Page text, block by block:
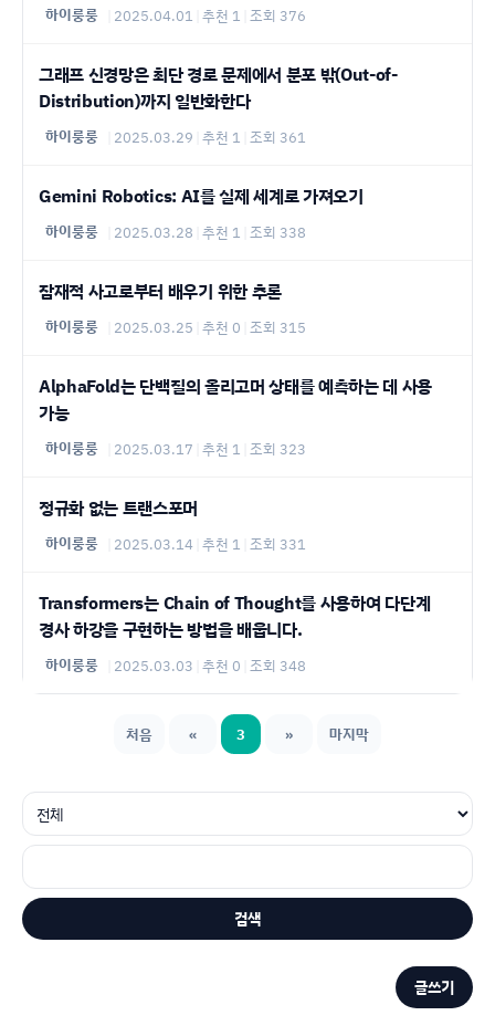
하이룽룽 2025.04.01 추천 1 조회 376
그래프 신경망은 최단 경로 문제에서 분포 밖(Out-of-
Distribution)까지 일반화한다
하이룽룽 2025.03.29 추천 1 조회 361
Gemini Robotics: AI를 실제 세계로 가져오기
하이룽룽 2025.03.28 추천 1 조회 338
잠재적 사고로부터 배우기 위한 추론
하이룽룽 2025.03.25 추천 0 조회 315
AlphaFold는 단백질의 올리고머 상태를 예측하는 데 사용
가능
하이룽룽 2025.03.17 추천 1 조회 323
정규화 없는 트랜스포머
하이룽룽 2025.03.14 추천 1 조회 331
Transformers는 Chain of Thought를 사용하여 다단계
경사 하강을 구현하는 방법을 배웁니다.
하이룽룽 2025.03.03 추천 0 조회 348
처음 « 3 » 마지막
검색
글쓰기